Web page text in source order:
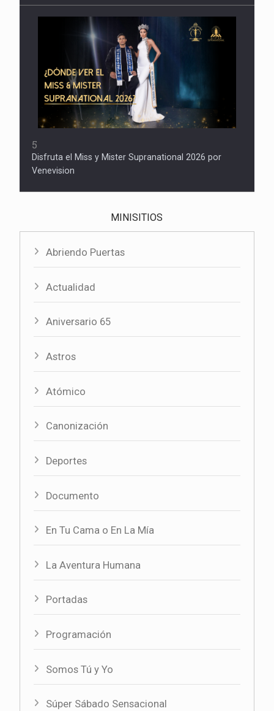
5
Disfruta el Miss y Mister Supranational 2026 por
Venevision
MINISITIOS
Abriendo Puertas
Actualidad
Aniversario 65
Astros
Atómico
Canonización
Deportes
Documento
En Tu Cama o En La Mía
La Aventura Humana
Portadas
Programación
Somos Tú y Yo
Súper Sábado Sensacional